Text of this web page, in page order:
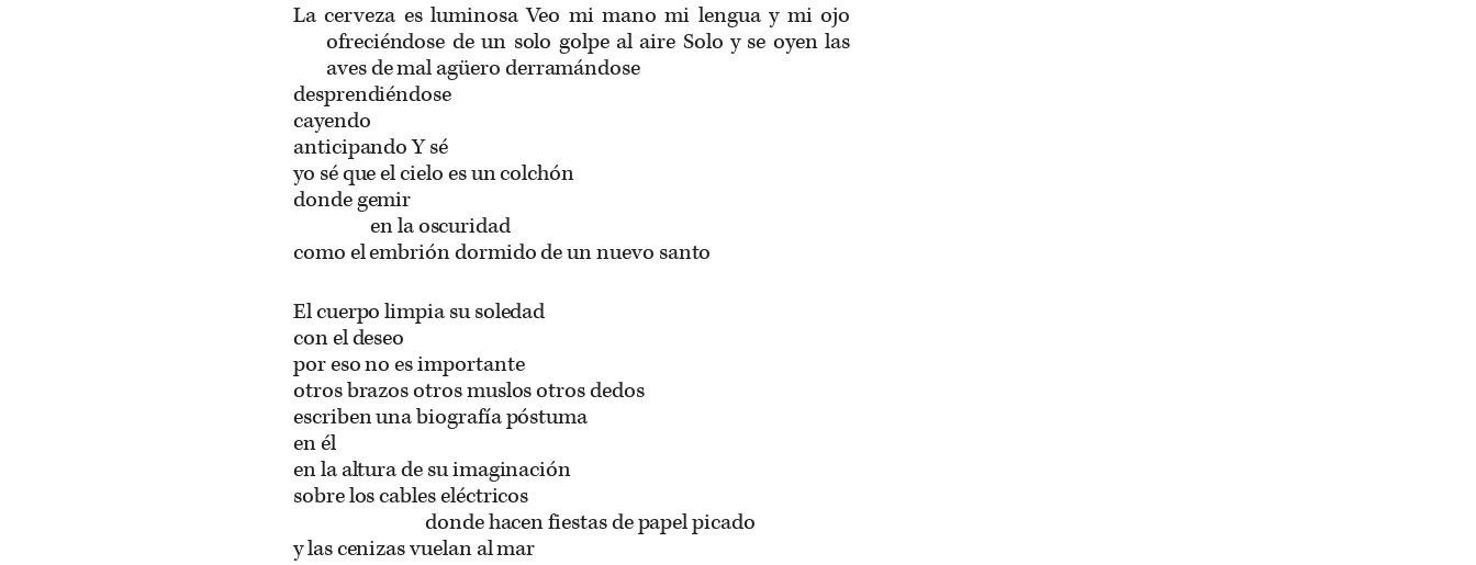
La cerveza es luminosa Veo mi mano mi lengua y mi ojo
ofreciéndose de un solo golpe al aire Solo y se oyen las
aves de mal agüero derramándose
desprendiéndose
cayendo
anticipando Y sé
yo sé que el cielo es un colchón
donde gemir
en la oscuridad
como el embrión dormido de un nuevo santo
El cuerpo limpia su soledad
con el deseo
por eso no es importante
otros brazos otros muslos otros dedos
escriben una biografía póstuma
en él
en la altura de su imaginación
sobre los cables eléctricos
donde hacen fiestas de papel picado
y las cenizas vuelan al mar